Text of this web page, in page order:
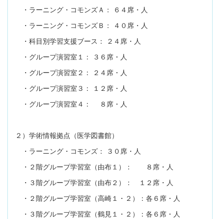
・ラーニング・コモンズＡ： ６４席・人
・ラーニング・コモンズＢ： ４０席・人
・科目別学習支援ブース： ２４席・人
・グループ演習室１： ３６席・人
・グループ演習室２： ２４席・人
・グループ演習室３： １２席・人
・グループ演習室４： ８席・人
２）学術情報拠点（医学図書館）
・ラーニング・コモンズ： ３０席・人
・２階グループ学習室（由布１）： ８席・人
・３階グループ学習室（由布２）： １２席・人
・２階グループ学習室（高崎１・２）：各６席・人
・３階グループ学習室（鶴見１・２）：各６席・人